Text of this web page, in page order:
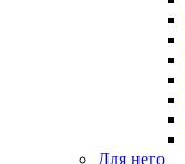
Для него